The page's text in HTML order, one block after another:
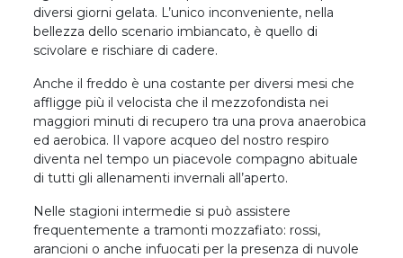
diversi giorni gelata. L’unico inconveniente, nella
bellezza dello scenario imbiancato, è quello di
scivolare e rischiare di cadere.
Anche il freddo è una costante per diversi mesi che
affligge più il velocista che il mezzofondista nei
maggiori minuti di recupero tra una prova anaerobica
ed aerobica. Il vapore acqueo del nostro respiro
diventa nel tempo un piacevole compagno abituale
di tutti gli allenamenti invernali all’aperto.
Nelle stagioni intermedie si può assistere
frequentemente a tramonti mozzafiato: rossi,
arancioni o anche infuocati per la presenza di nuvole